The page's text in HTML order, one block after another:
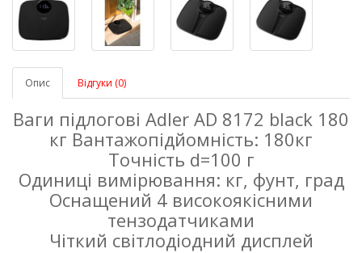
Опис Відгуки (0)
Ваги підлогові Adler AD 8172 black 180
кг Вантажопідйомність: 180кг
Точність d=100 г
Одиниці вимірювання: кг, фунт, град
Оснащений 4 високоякісними
тензодатчиками
Чіткий світлодіодний дисплей